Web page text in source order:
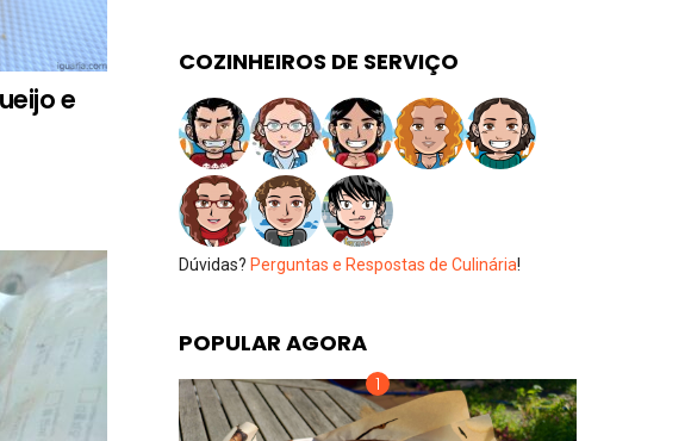
e
COZINHEIROS DE SERVIÇO
Dúvidas? Perguntas e Respostas de Culinária!
POPULAR AGORA